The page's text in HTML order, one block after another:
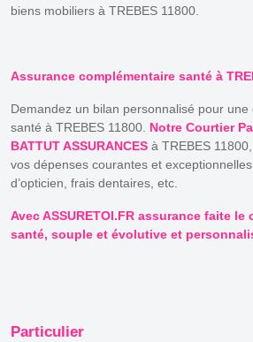
biens mobiliers à TREBES 11800.
Assurance complémentaire santé à
Demandez un bilan personnalisé pour
santé à TREBES 11800. Notre Courtier
BATTUT ASSURANCES à TREBES
vos dépenses courantes et
d’opticien, frais dentaires, etc.
Avec ASSURETOI.FR assurance faite
santé, souple et évolutive et
Particulier